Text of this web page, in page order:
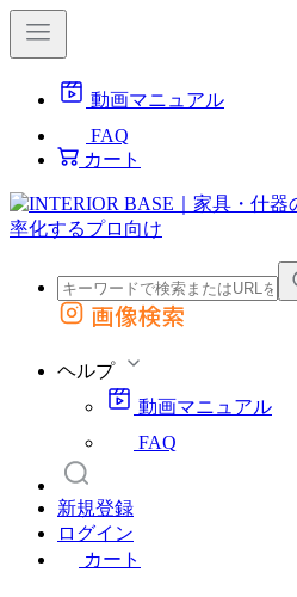
動画マニュアル
FAQ
カート
外部サイトの商品をカートに追加
画像検索
ヘルプ
動画マニュアル
FAQ
新規登録
ログイン
カート